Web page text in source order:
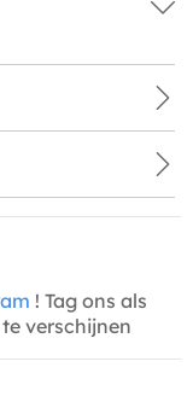
! Tag ons als
verschijnen